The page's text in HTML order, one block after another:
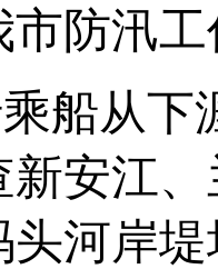
防汛
船从下
安江
河岸